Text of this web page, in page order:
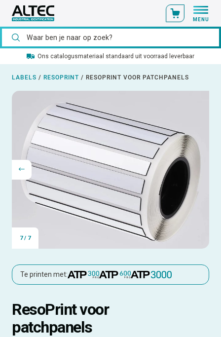
MENU
Ons catalogusmateriaal standaard uit voorraad leverbaar
LABELS / RESOPRINT / RESOPRINT VOOR PATCHPANELS
7/ 7
Te printen met:
ResoPrint voor
patchpanels